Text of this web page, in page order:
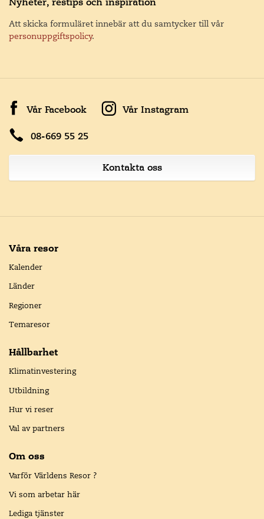
Att skicka formuläret innebär att du samtycker till vår
personuppgiftspolicy.
Vår Facebook Vår Instagram
08-669 55 25
Kontakta oss
Våra resor
Kalender
Länder
Regioner
Temaresor
Hållbarhet
Klimatinvestering
Utbildning
Hur vi reser
Val av partners
Om oss
Varför Världens Resor ?
Vi som arbetar här
Lediga tjänster